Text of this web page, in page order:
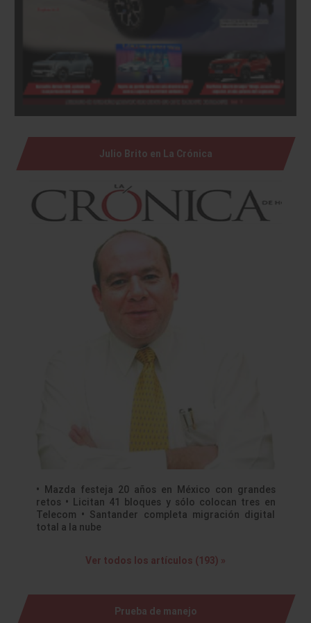
Julio Brito en La Crónica
• Mazda festeja 20 años en México con grandes
retos • Licitan 41 bloques y sólo colocan tres en
Telecom • Santander completa migración digital
total a la nube
Ver todos los artículos (193) »
Prueba de manejo